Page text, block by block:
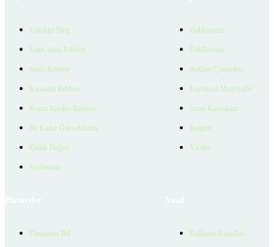
Emlakjet Blog
Satın Alma Rehberi
Satıcı Rehberi
Kiralama Rehberi
Konut Kredisi Rehberi
Ne Kadar Ödeyebilirim
Emlak Değeri
Verilerimiz
Hakkımızda
Ödüllerimiz
Reklam Çözümleri
Kurumsal Materyaller
İnsan Kaynakları
İletişim
Yardım
Danışman Bul Kullanım Koşulları